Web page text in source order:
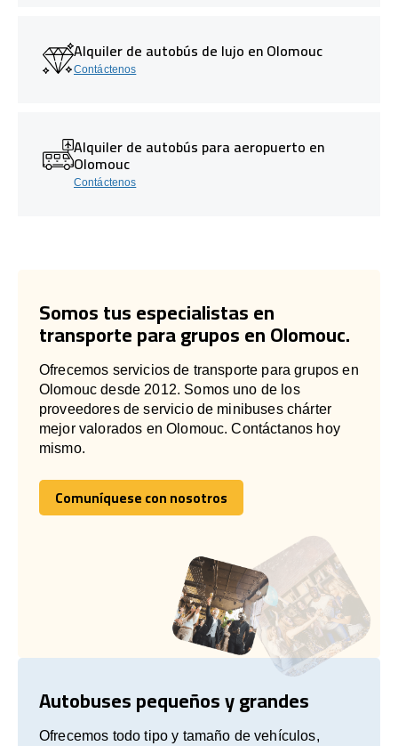
Alquiler de autobús de lujo en Olomouc
Contáctenos
Alquiler de autobús para aeropuerto en
Olomouc
Contáctenos
Somos tus especialistas en
transporte para grupos en Olomouc.
Ofrecemos servicios de transporte para grupos en
Olomouc desde 2012. Somos uno de los
proveedores de servicio de minibuses chárter
mejor valorados en Olomouc. Contáctanos hoy
mismo.
Comuníquese con nosotros
Comuníquese con nosotros
Autobuses pequeños y grandes
Ofrecemos todo tipo y tamaño de vehículos,